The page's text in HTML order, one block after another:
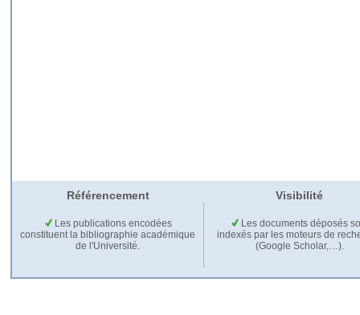
Référencement Visibilité
Les publications encodées
constituent la bibliographie académique
de l'Université.
Les documents déposés
indexés par les moteurs de
(Google Scholar,…).